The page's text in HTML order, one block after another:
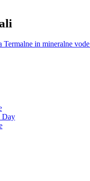
Termalne in mineralne vode
Day